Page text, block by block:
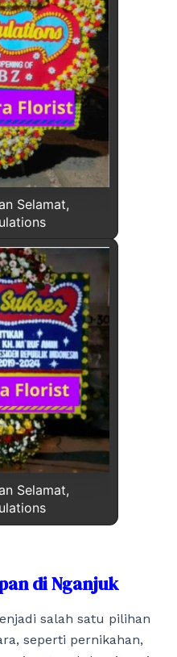
Selamat,
Selamat,
di Nganjuk
salah satu pilihan
seperti pernikahan,